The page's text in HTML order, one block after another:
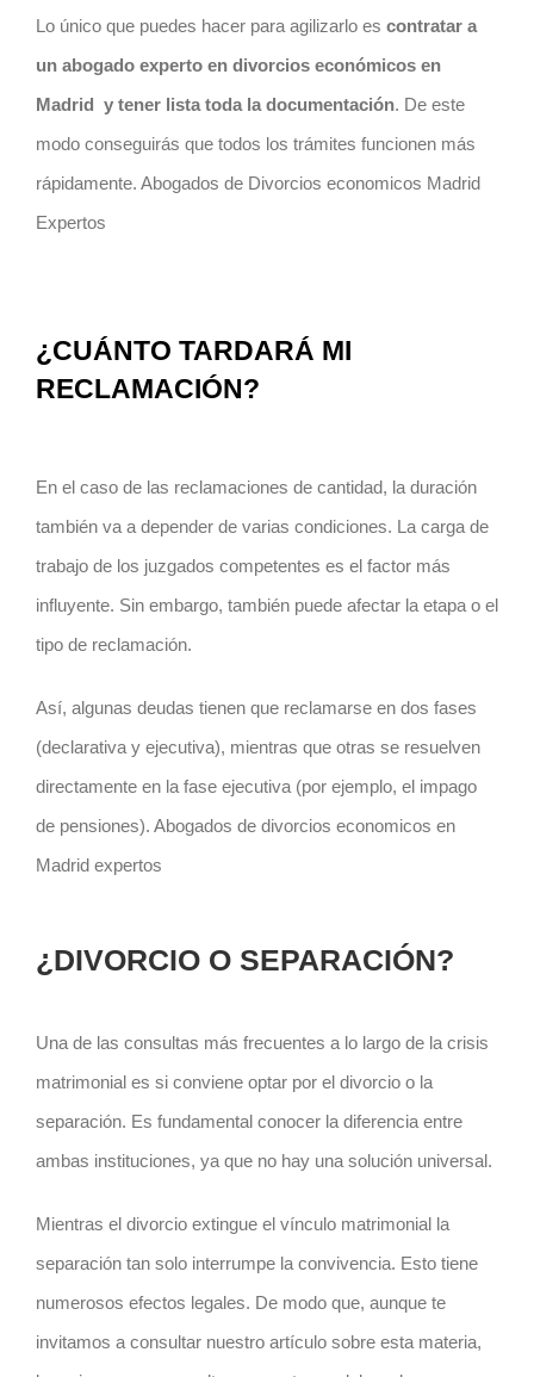
Lo único que puedes hacer para agilizarlo es contratar a
un abogado experto en divorcios económicos en
Madrid y tener lista toda la documentación. De este
modo conseguirás que todos los trámites funcionen más
rápidamente. Abogados de Divorcios economicos Madrid
Expertos
¿CUÁNTO TARDARÁ MI
RECLAMACIÓN?
En el caso de las reclamaciones de cantidad, la duración
también va a depender de varias condiciones. La carga de
trabajo de los juzgados competentes es el factor más
influyente. Sin embargo, también puede afectar la etapa o el
tipo de reclamación.
Así, algunas deudas tienen que reclamarse en dos fases
(declarativa y ejecutiva), mientras que otras se resuelven
directamente en la fase ejecutiva (por ejemplo, el impago
de pensiones). Abogados de divorcios economicos en
Madrid expertos
¿DIVORCIO O SEPARACIÓN?
Una de las consultas más frecuentes a lo largo de la crisis
matrimonial es si conviene optar por el divorcio o la
separación. Es fundamental conocer la diferencia entre
ambas instituciones, ya que no hay una solución universal.
Mientras el divorcio extingue el vínculo matrimonial la
separación tan solo interrumpe la convivencia. Esto tiene
numerosos efectos legales. De modo que, aunque te
invitamos a consultar nuestro artículo sobre esta materia,